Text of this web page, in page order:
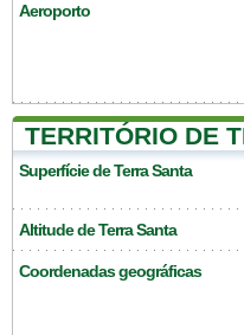
Aeroporto
TERRITÓRIO DE
Superfície de Terra Santa
Altitude de Terra Santa
Coordenadas geográficas